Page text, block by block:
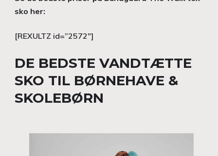
sko her:
[REXULTZ id=”2572″]
DE BEDSTE VANDTÆTTE
SKO TIL BØRNEHAVE &
SKOLEBØRN